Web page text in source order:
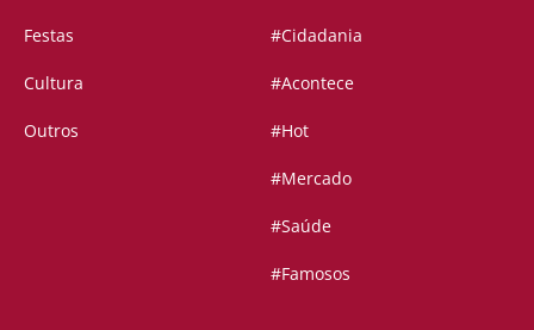
Festas
Cultura
Outros
#Cidadania
#Acontece
#Hot
#Mercado
#Saúde
#Famosos